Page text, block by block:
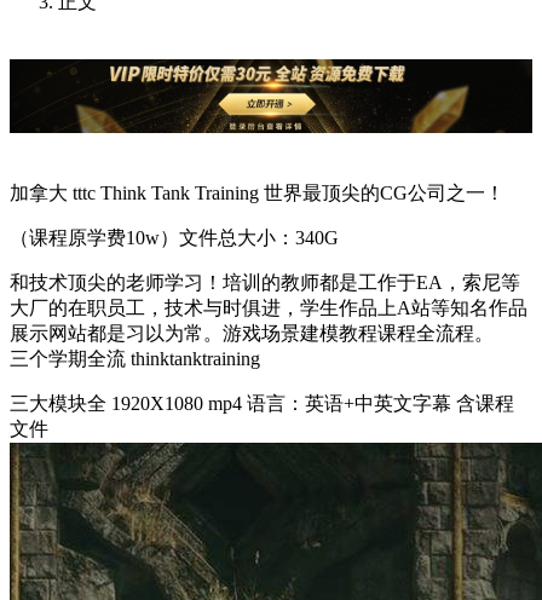
加拿大 tttc Think Tank Training 世界最顶尖的CG公司之一！
（课程原学费10w）文件总大小：340G
和技术顶尖的老师学习！培训的教师都是工作于EA，索尼等
大厂的在职员工，技术与时俱进，学生作品上A站等知名作品
展示网站都是习以为常。游戏场景建模教程课程全流程。
三个学期全流 thinktanktraining
三大模块全 1920X1080 mp4 语言：英语+中英文字幕 含课程
文件